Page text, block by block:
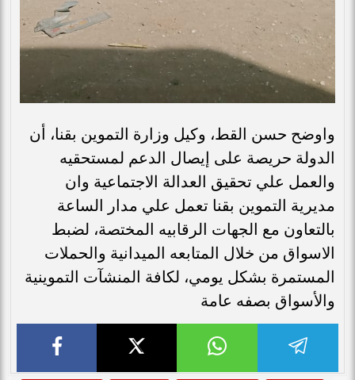
واوضح حسن القط، وكيل وزارة التموين بقنا، أن
الدولة حريصة على إيصال الدعم لمستحقيه
والعمل علي تحقيق العدالة الاجتماعية وان
مديرية التموين بقنا تعمل علي مدار الساعة
بالتعاون مع الجهات الرقابيه المختصة، لضبط
الاسواق من خلال المتابعه الميدانية والحملات
المستمرة بشكل يومي، لكافة المنشآت التموينية
والأسواق بصفه عامة